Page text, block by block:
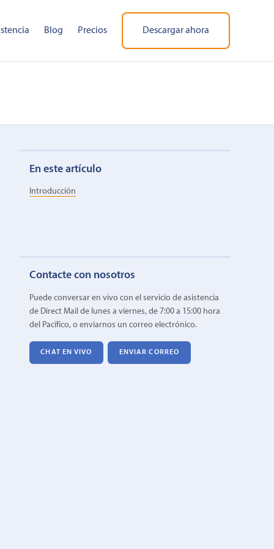
Blog Precios Descargar ahora
En este artículo
Introducción
Contacte con nosotros
Puede conversar en vivo con el servicio de asistencia
de Direct Mail de lunes a viernes, de 7:00 a 15:00 hora
del Pacífico, o enviarnos un correo electrónico.
CHAT EN VIVO ENVIAR CORREO